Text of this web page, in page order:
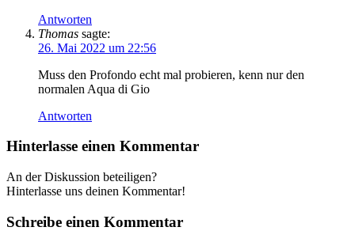
Antworten
Thomas sagte:
26. Mai 2022 um 22:56
Muss den Profondo echt mal probieren, kenn nur den
normalen Aqua di Gio
Antworten
Hinterlasse einen Kommentar
An der Diskussion beteiligen?
Hinterlasse uns deinen Kommentar!
Schreibe einen Kommentar